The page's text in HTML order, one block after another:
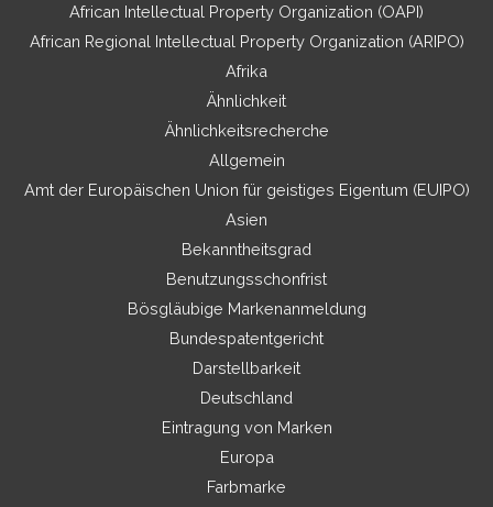
African Intellectual Property Organization (OAPI)
African Regional Intellectual Property Organization (ARIPO)
Afrika
Ähnlichkeit
Ähnlichkeitsrecherche
Allgemein
Amt der Europäischen Union für geistiges Eigentum (EUIPO)
Asien
Bekanntheitsgrad
Benutzungsschonfrist
Bösgläubige Markenanmeldung
Bundespatentgericht
Darstellbarkeit
Deutschland
Eintragung von Marken
Europa
Farbmarke